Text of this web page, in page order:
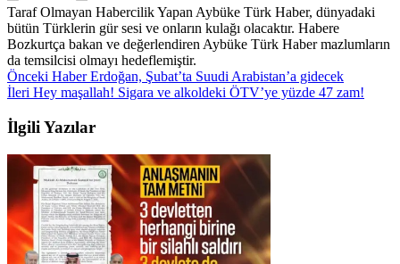
Taraf Olmayan Habercilik Yapan Aybüke Türk Haber, dünyadaki
bütün Türklerin gür sesi ve onların kulağı olacaktır. Habere
Bozkurtça bakan ve değerlendiren Aybüke Türk Haber mazlumların
da temsilcisi olmayı hedeflemiştir.
Önceki HaberErdoğan, Şubat’ta Suudi Arabistan’a gidecek
İleri Hey maşallah! Sigara ve alkoldeki ÖTV’ye yüzde 47 zam!
İlgili Yazılar